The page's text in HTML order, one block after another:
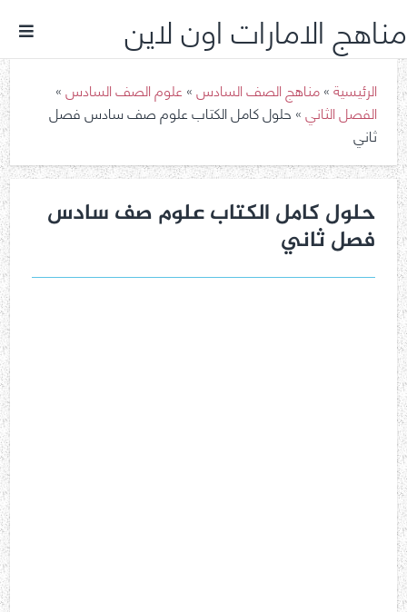
مناهج الامارات اون لاين
الرئيسية»مناهج الصف السادس»علوم الصف السادس»
الفصل الثاني»حلول كامل الكتاب علوم صف سادس فصل
ثاني
حلول كامل الكتاب علوم صف سادس
فصل ثاني